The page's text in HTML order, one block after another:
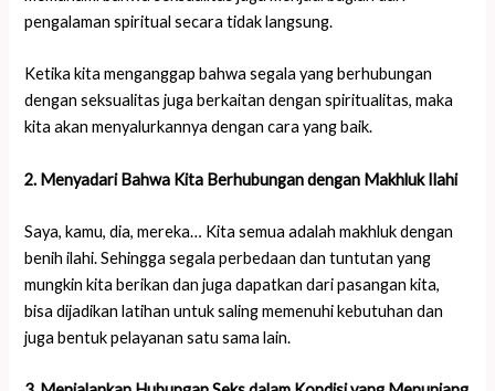
pengalaman spiritual secara tidak langsung.
Ketika kita menganggap bahwa segala yang berhubungan
dengan seksualitas juga berkaitan dengan spiritualitas, maka
kita akan menyalurkannya dengan cara yang baik.
2. Menyadari Bahwa Kita Berhubungan dengan Makhluk Ilahi
Saya, kamu, dia, mereka… Kita semua adalah makhluk dengan
benih ilahi. Sehingga segala perbedaan dan tuntutan yang
mungkin kita berikan dan juga dapatkan dari pasangan kita,
bisa dijadikan latihan untuk saling memenuhi kebutuhan dan
juga bentuk pelayanan satu sama lain.